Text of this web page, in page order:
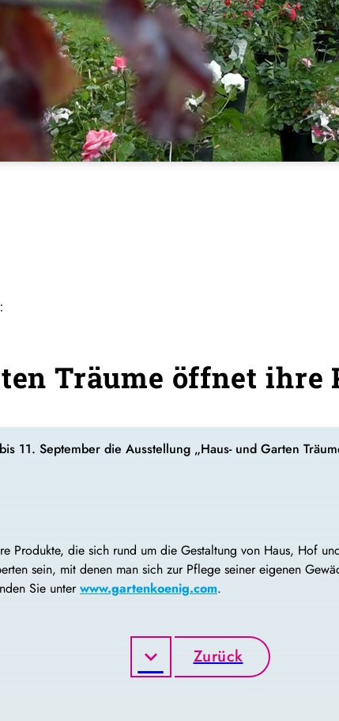
Träume öffnet ihre
11. September die Ausstellung „Haus- und Garten
Produkte, die sich rund um die Gestaltung von Haus, Hof
sein, mit denen man sich zur Pflege seiner eigenen
Sie unterwww.gartenkoenig.com.
Zurück